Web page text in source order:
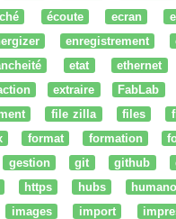
écoute ecran
enregistrement
etat ethernet
extraire FabLab
file zilla files
format formation
gestion git github
https hubs
images import